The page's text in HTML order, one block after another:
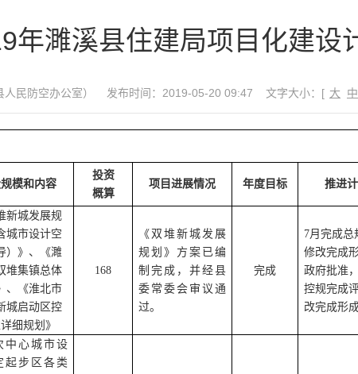
年濉溪县住建局项目化建设
民防空办公室） 发布时间：2019-05-20 09:47 文字大小：[ 大 中
模和内容
投资
概算
项目进展情况 年度目标 推进
新城发展规
城市设计空
）》、《濉
堆集镇总体
、《淮北市
城启动区控
细规划》
168
《双堆新城发展
规划》方案已编
制完成，并经县
委常委会审议通
过。
完成
7月完成总
修改完成
政府批准，
控规完成评
改完成形
中心城市设
起步区各类